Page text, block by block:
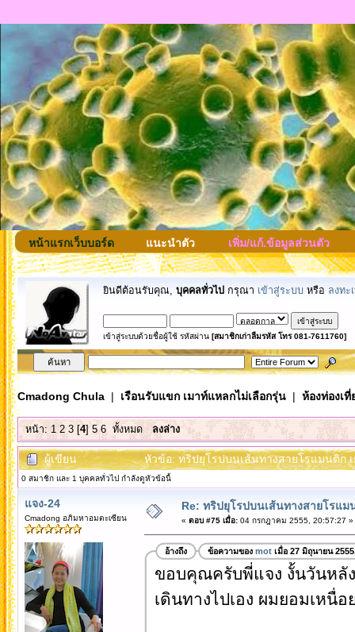
หน้าแรกเว็บบอร์ด แนะนำตัว เพิ่ม/แก้.ข้อมูลส่วนตัว
ยินดีต้อนรับคุณ, บุคคลทั่วไป กรุณา เข้าสู่ระบบ หรือ ลงทะ
เข้าสู่ระบบด้วยชื่อผู้ใช้ รหัสผ่าน [สมาชิกเก่าลืมรหัส โทร 081-7611760]
Cmadong Chula| เรือนรับแขก เมาท์แหลกไม่เลือกรุ่น| ห้องท่องเ
หน้า:1 2 3[4]5 6 ทั้งหมด ลงล่าง
ผู้เขียน หัวข้อ: ทริปยุโรปบนเส้นทางสายโรแมนติก
0 สมาชิก และ 1 บุคคลทั่วไป กำลังดูหัวข้อนี้
แจง-24
Cmadong อภิมหาอมตะเซียน
Re: ทริปยุโรปบนเส้นทางสายโรแม
« ตอบ #75 เมื่อ:04 กรกฎาคม 2555, 20:57:27 »
อ้างถึง ข้อความของ motเมื่อ 27 มิถุนายน
ขอบคุณครับพี่แจง งั้นวันหลั
เดินทางไปเอง ผมยอมเหนื่